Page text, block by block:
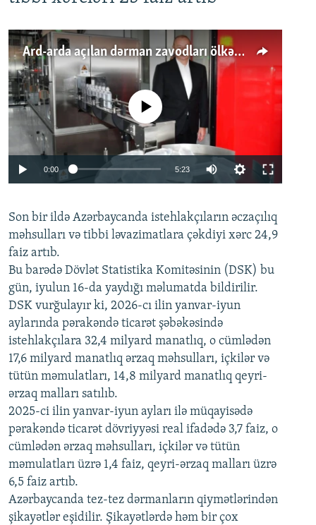
Ard-arda açılan dərman zavodları ölkənin tələbatını ödəyirmi?
Auto 240p 360p 480p
720p 1080p
No media source currently available
0:00 5:23
360p
480p
720p
1080p
Son bir ildə Azərbaycanda istehlakçıların əczaçılıq
məhsulları və tibbi ləvazimatlara çəkdiyi xərc 24,9
faiz artıb.
Bu barədə Dövlət Statistika Komitəsinin (DSK) bu
gün, iyulun 16-da yaydığı məlumatda bildirilir.
DSK vurğulayır ki, 2026-cı ilin yanvar-iyun
aylarında pərakəndə ticarət şəbəkəsində
istehlakçılara 32,4 milyard manatlıq, o cümlədən
17,6 milyard manatlıq ərzaq məhsulları, içkilər və
tütün məmulatları, 14,8 milyard manatlıq qeyri-
ərzaq malları satılıb.
2025-ci ilin yanvar-iyun ayları ilə müqayisədə
pərakəndə ticarət dövriyyəsi real ifadədə 3,7 faiz, o
cümlədən ərzaq məhsulları, içkilər və tütün
məmulatları üzrə 1,4 faiz, qeyri-ərzaq malları üzrə
6,5 faiz artıb.
Azərbaycanda tez-tez dərmanların qiymətlərindən
şikayətlər eşidilir. Şikayətlərdə həm bir çox